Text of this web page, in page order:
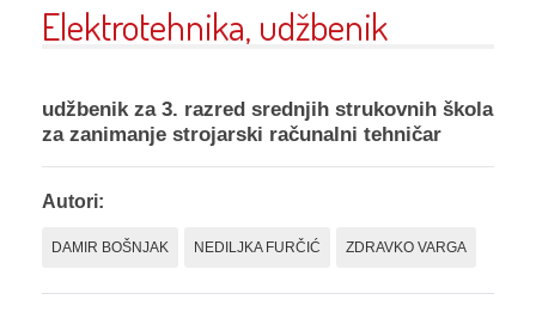
Elektrotehnika, udžbenik
udžbenik za 3. razred srednjih strukovnih škola
za zanimanje strojarski računalni tehničar
Autori:
DAMIR BOŠNJAK NEDILJKA FURČIĆ ZDRAVKO VARGA